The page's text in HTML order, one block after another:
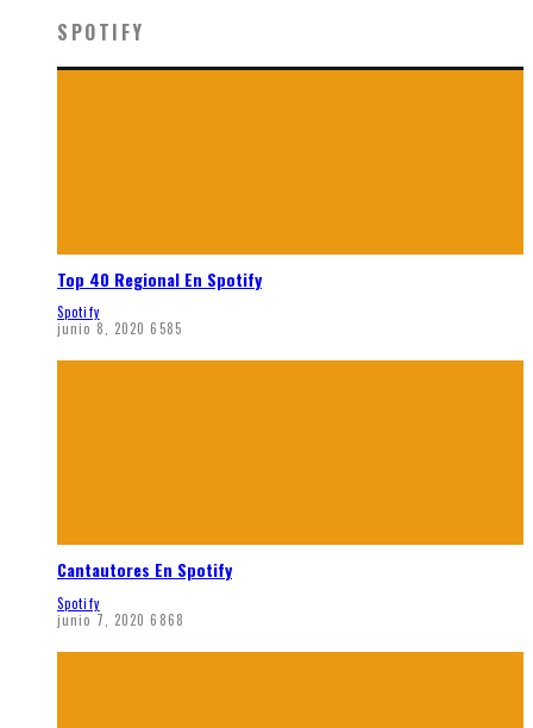
SPOTIFY
Top 40 Regional En Spotify
Spotify
junio 8, 2020 6585
Cantautores En Spotify
Spotify
junio 7, 2020 6868